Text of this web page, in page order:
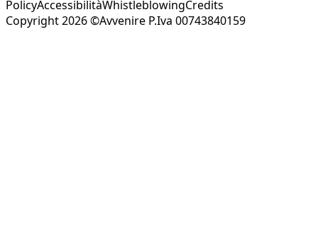
PolicyAccessibilitàWhistleblowingCredits
Copyright 2026 ©Avvenire P.Iva 00743840159